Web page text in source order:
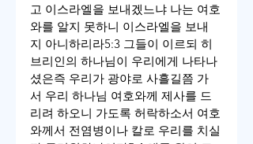
고 이스라엘을 보내겠느냐 나는 여호
와를 알지 못하니 이스라엘을 보내
지 아니하리라5:3 그들이 이르되 히
브리인의 하나님이 우리에게 나타나
셨은즉 우리가 광야로 사흘길쯤 가
서 우리 하나님 여호와께 제사를 드
리려 하오니 가도록 허락하소서 여호
와께서 전염병이나 칼로 우리를 치실